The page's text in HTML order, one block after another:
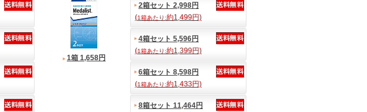
1箱 1,658円
2箱セット 2,998円
(1箱あたり:約1,499円)
4箱セット 5,596円
(1箱あたり:約1,399円)
6箱セット 8,598円
(1箱あたり:約1,433円)
8箱セット 11,464円